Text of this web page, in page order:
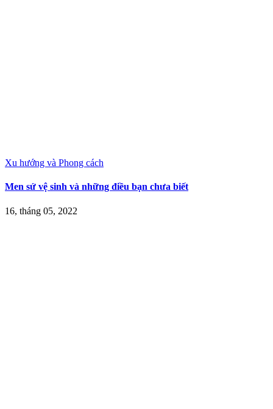
Xu hướng và Phong cách
Men sứ vệ sinh và những điều bạn chưa biết
16, tháng 05, 2022